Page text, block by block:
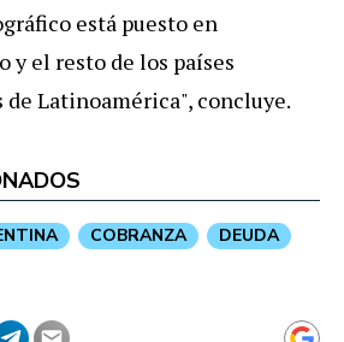
está puesto en
y el resto de los países
Latinoamérica", concluye.
COBRANZA
DEUDA